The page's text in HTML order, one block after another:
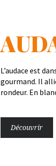
L’audace est
gourmand. Il
rondeur. En
Découvrir